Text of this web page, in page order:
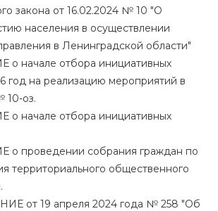
закона от 16.02.2024 № 10 "О
населения в осуществлении
в Ленинградской области"
начале отбора инициативных
год на реализацию мероприятий в
10-оз.
начале отбора инициативных
проведении собрания граждан по
территориального общественного
от 19 апреля 2024 года № 258 "Об